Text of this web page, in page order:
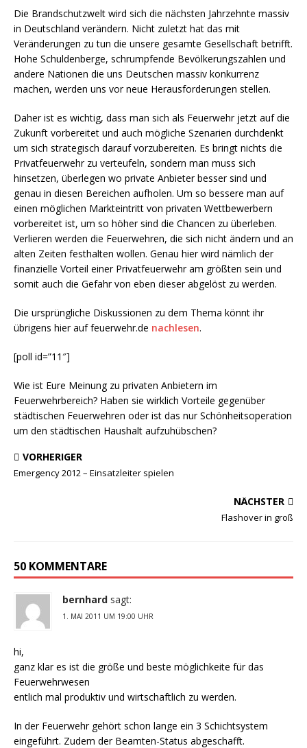
Die Brandschutzwelt wird sich die nächsten Jahrzehnte massiv
in Deutschland verändern. Nicht zuletzt hat das mit
Veränderungen zu tun die unsere gesamte Gesellschaft betrifft.
Hohe Schuldenberge, schrumpfende Bevölkerungszahlen und
andere Nationen die uns Deutschen massiv konkurrenz
machen, werden uns vor neue Herausforderungen stellen.
Daher ist es wichtig, dass man sich als Feuerwehr jetzt auf die
Zukunft vorbereitet und auch mögliche Szenarien durchdenkt
um sich strategisch darauf vorzubereiten. Es bringt nichts die
Privatfeuerwehr zu verteufeln, sondern man muss sich
hinsetzen, überlegen wo private Anbieter besser sind und
genau in diesen Bereichen aufholen. Um so bessere man auf
einen möglichen Markteintritt von privaten Wettbewerbern
vorbereitet ist, um so höher sind die Chancen zu überleben.
Verlieren werden die Feuerwehren, die sich nicht ändern und an
alten Zeiten festhalten wollen. Genau hier wird nämlich der
finanzielle Vorteil einer Privatfeuerwehr am größten sein und
somit auch die Gefahr von eben dieser abgelöst zu werden.
Die ursprüngliche Diskussionen zu dem Thema könnt ihr
übrigens hier auf feuerwehr.de nachlesen.
[poll id=”11″]
Wie ist Eure Meinung zu privaten Anbietern im
Feuerwehrbereich? Haben sie wirklich Vorteile gegenüber
städtischen Feuerwehren oder ist das nur Schönheitsoperation
um den städtischen Haushalt aufzuhübschen?
VORHERIGER
Emergency 2012 – Einsatzleiter spielen
NÄCHSTER
Flashover in groß
50 KOMMENTARE
bernhard sagt:
1. MAI 2011 UM 19:00 UHR
hi,
ganz klar es ist die größe und beste möglichkeite für das
Feuerwehrwesen
entlich mal produktiv und wirtschaftlich zu werden.
In der Feuerwehr gehört schon lange ein 3 Schichtsystem
eingeführt. Zudem der Beamten-Status abgeschafft.